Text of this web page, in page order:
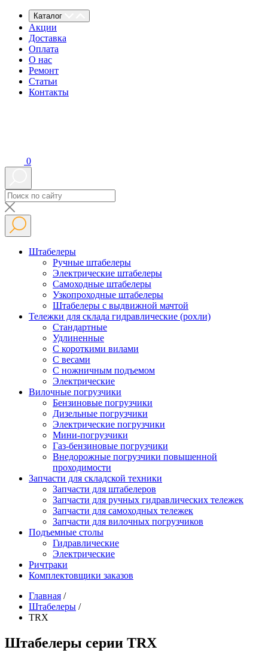
Каталог
Акции
Доставка
Оплата
О нас
Ремонт
Статьи
Контакты
0
Штабелеры
Ручные штабелеры
Электрические штабелеры
Самоходные штабелеры
Узкопроходные штабелеры
Штабелеры с выдвижной мачтой
Тележки для склада гидравлические (рохли)
Стандартные
Удлиненные
С короткими вилами
С весами
С ножничным подъемом
Электрические
Вилочные погрузчики
Бензиновые погрузчики
Дизельные погрузчики
Электрические погрузчики
Мини-погрузчики
Газ-бензиновые погрузчики
Внедорожные погрузчики повышенной
проходимости
Запчасти для складской техники
Запчасти для штабелеров
Запчасти для ручных гидравлических тележек
Запчасти для самоходных тележек
Запчасти для вилочных погрузчиков
Подъемные столы
Гидравлические
Электрические
Ричтраки
Комплектовщики заказов
Главная /
Штабелеры /
TRX
Штабелеры серии TRX